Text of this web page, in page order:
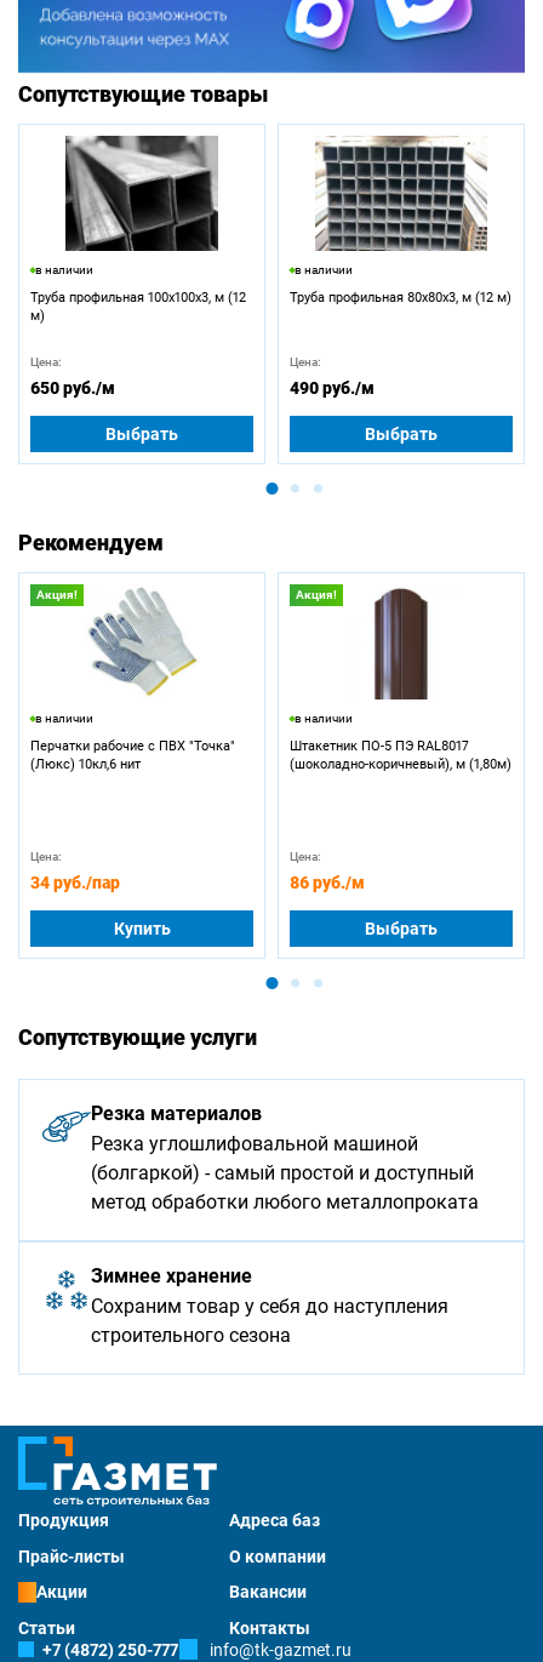
Сопутствующие товары
в наличии
Труба профильная 100х100х3, м (12
м)
Цена:
650 руб./м
Выбрать
в наличии
Труба профильная 80х80х3, м (12 м)
Цена:
490 руб./м
Выбрать
Рекомендуем
Акция!
в наличии
Перчатки рабочие с ПВХ "Точка"
(Люкс) 10кл,6 нит
Цена:
34 руб./пар
Купить
Акция!
в наличии
Штакетник ПО-5 ПЭ RAL8017
(шоколадно-коричневый), м (1,80м)
Цена:
86 руб./м
Выбрать
Сопутствующие услуги
Резка материалов
Резка углошлифовальной машиной
(болгаркой) - самый простой и доступный
метод обработки любого металлопроката
Зимнее хранение
Сохраним товар у себя до наступления
строительного сезона
Продукция
Адреса баз
Прайс-листы
О компании
Акции
Вакансии
Статьи
Контакты
+7 (4872) 250-777
info@tk-gazmet.ru